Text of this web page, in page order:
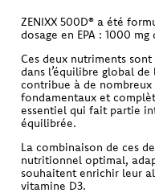
ZENIXX 500D® a été
dosage en EPA : 1000 mg
Ces deux nutriments
dans l’équilibre global de
contribue à de nombreux
fondamentaux et
essentiel qui fait partie
équilibrée.
La combinaison de ces
nutritionnel optimal,
souhaitent enrichir leur
vitamine D3.